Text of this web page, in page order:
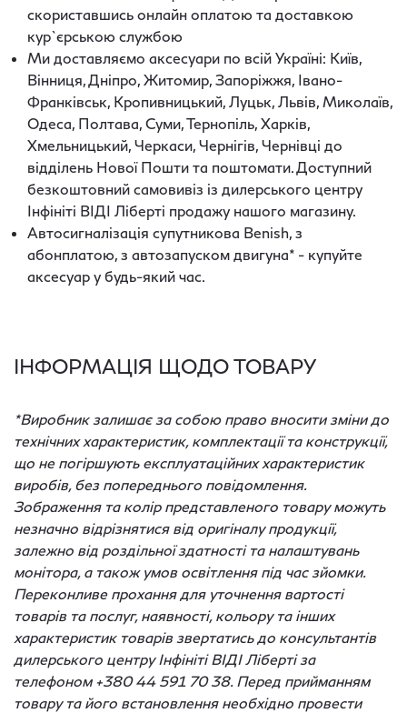
скориставшись онлайн оплатою та доставкою
кур`єрською службою
Ми доставляємо аксесуари по всій Україні: Київ,
Вінниця, Дніпро, Житомир, Запоріжжя, Івано-
Франківськ, Кропивницький, Луцьк, Львів, Миколаїв,
Одеса, Полтава, Суми, Тернопіль, Харків,
Хмельницький, Черкаси, Чернігів, Чернівці до
відділень Нової Пошти та поштомати. Доступний
безкоштовний самовивіз із дилерського центру
Інфініті ВІДІ Ліберті продажу нашого магазину.
Автосигналізація супутникова Benish, з
абонплатою, з автозапуском двигуна* - купуйте
аксесуар у будь-який час.
ІНФОРМАЦІЯ ЩОДО ТОВАРУ
*Виробник залишає за собою право вносити зміни до
технічних характеристик, комплектації та конструкції,
що не погіршують експлуатаційних характеристик
виробів, без попереднього повідомлення.
Зображення та колір представленого товару можуть
незначно відрізнятися від оригіналу продукції,
залежно від роздільної здатності та налаштувань
монітора, а також умов освітлення під час зйомки.
Переконливе прохання для уточнення вартості
товарів та послуг, наявності, кольору та інших
характеристик товарів звертатись до консультантів
дилерського центру Інфініті ВІДІ Ліберті за
телефоном +380 44 591 70 38. Перед прийманням
товару та його встановлення необхідно провести